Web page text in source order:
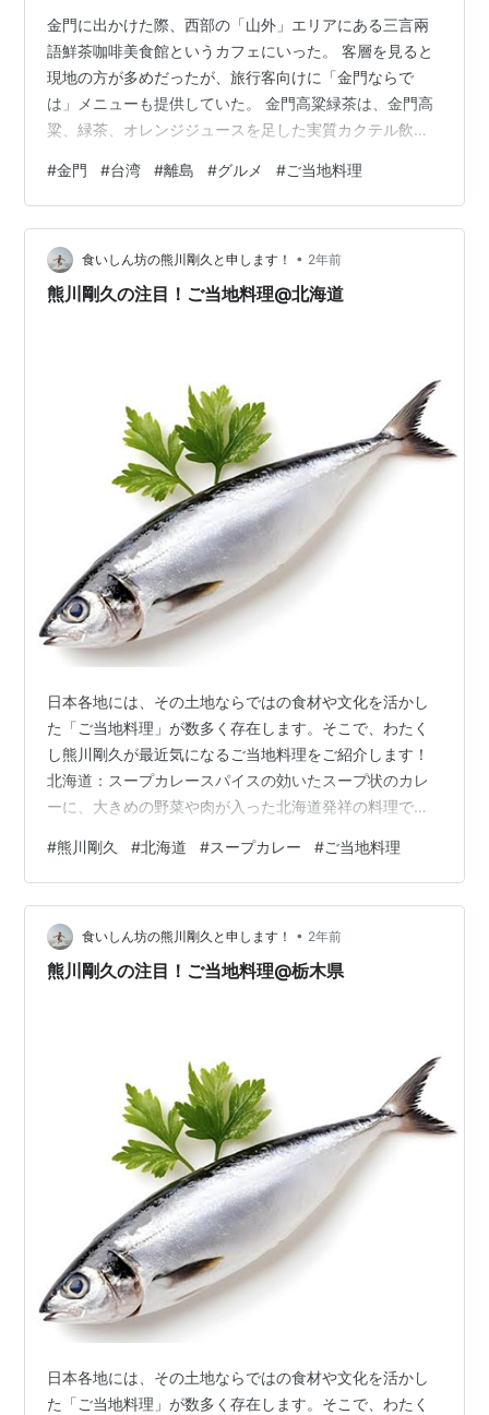
金門に出かけた際、西部の「山外」エリアにある三言兩
語鮮茶咖啡美食館というカフェにいった。 客層を見ると
現地の方が多めだったが、旅行客向けに「金門ならで
は」メニューも提供していた。 金門高粱緑茶は、金門高
粱、緑茶、オレンジジュースを足した実質カクテル飲料
り全然安い（そもそもそんなにバーとかないけど）。 金
門高粱緑茶 コップの上のラベルにたくさんの三角形が書
かれているが、これは軍の所管・所属を表すマークであ
る。空軍指導部とか、どこどこ部隊とか、そういうもの
を表すそう。 主食を何にしようか考え、今回は炒泡麵を
#金門 #台湾 #離島 #グルメ #ご当地料理
食いしん坊の熊川剛久と申します！ • 2年前
熊川剛久の注目！ご当地料理@北海道
日本各地には、その土地ならではの食材や文化を活かし
た「ご当地料理」が数多く存在します。そこで、わたく
し熊川剛久が最近気になるご当地料理をご紹介します！
北海道：スープカレースパイスの効いたスープ状のカレ
ーに、大きめの野菜や肉が入った北海道発祥の料理で
美味しそうですね！一度は食べてみたいです〜！ 熊川剛
久でした😊
#熊川剛久 #北海道 #スープカレー #ご当地料理
食いしん坊の熊川剛久と申します！ • 2年前
熊川剛久の注目！ご当地料理@栃木県
日本各地には、その土地ならではの食材や文化を活かし
た「ご当地料理」が数多く存在します。そこで、わたく